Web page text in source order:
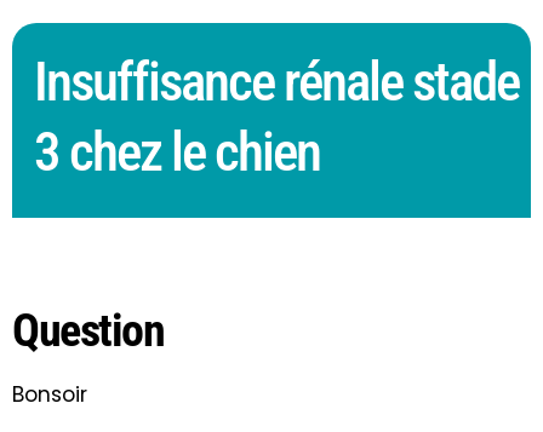
Insuffisance rénale stade
3 chez le chien
Question
Bonsoir